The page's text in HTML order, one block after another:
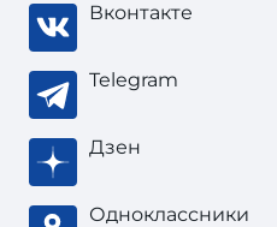
Вконтакте
Telegram
Дзен
Одноклассники